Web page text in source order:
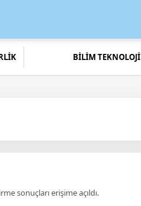
BİLİM TEKNOLOJİ
sonuçları erişime açıldı.